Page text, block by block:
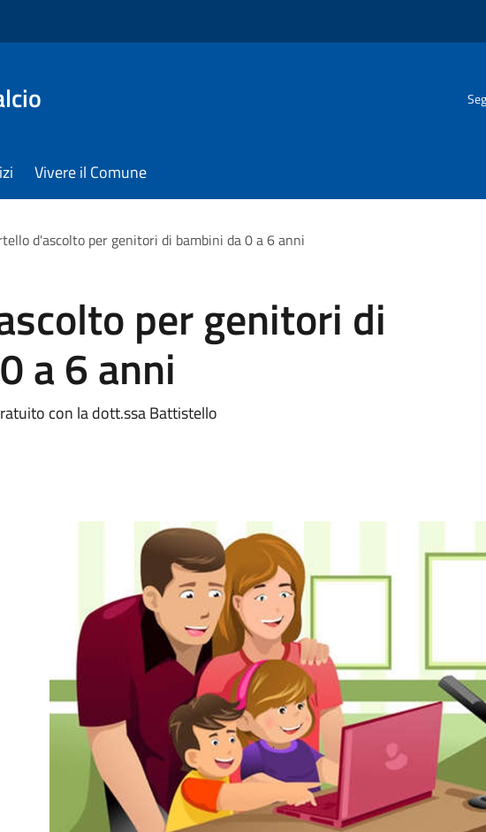
Vivere il Comune
d'ascolto per genitori di bambini da 0 a 6 anni
per genitori di
a 6 anni
con la dott.ssa Battistello